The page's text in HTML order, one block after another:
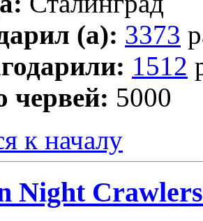
(а): 3373
1512
червей: 5000
к началу
Night Crawlers